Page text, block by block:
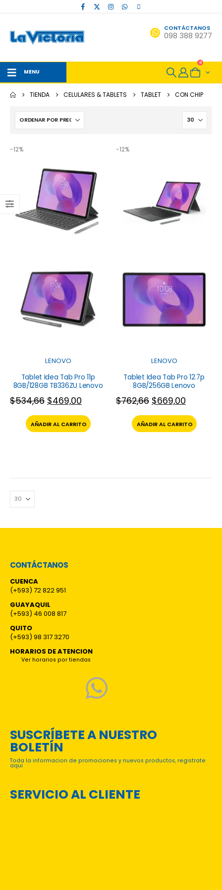
CONTÁCTANOS
098 388 9277
MENU
0
TIENDA CELULARES & TABLETS TABLET CON CHIP
-12%
LENOVO
Tablet Idea Tab Pro 11p
8GB/128GB TB336ZU Lenovo
$534,66 $469,00
AÑADIR AL CARRITO
-12%
LENOVO
Tablet Idea Tab Pro 12.7p
8GB/256GB Lenovo
$762,66 $669,00
AÑADIR AL CARRITO
CONTÁCTANOS
CUENCA
(+593) 72 822 951
GUAYAQUIL
(+593) 46 008 817
QUITO
(+593) 98 317 3270
HORARIOS DE ATENCION
Ver horarios por tiendas
SUSCRÍBETE A NUESTRO
BOLETÍN
Toda la informacion de promociones y nuevos productos, registrate
aqui
SERVICIO AL CLIENTE